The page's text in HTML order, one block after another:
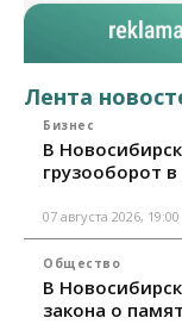
Лента
Бизнес
В
грузооборот
07 августа 2026, 19:00
Общество
В
закона о